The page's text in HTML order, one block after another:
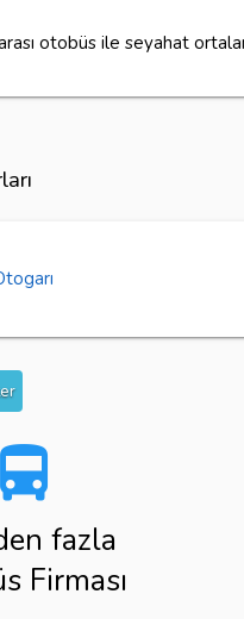
otobüs ile seyahat
directions_bus
fazla
Firması